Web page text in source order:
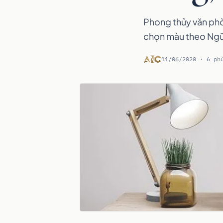
Phong thủy văn
chọn màu theo
11/06/2020 · 6